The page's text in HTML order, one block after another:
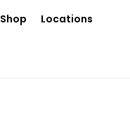
Shop Locations